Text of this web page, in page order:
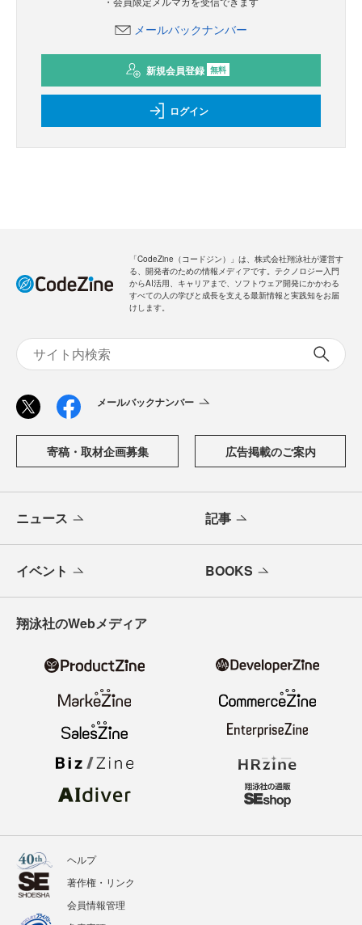
メールバックナンバー
新規会員登録 無料
ログイン
「CodeZine（コードジン）」は、株式会社翔泳社が運営す
る、開発者のための情報メディアです。テクノロジー入門
からAI活用、キャリアまで、ソフトウェア開発にかかわる
すべての人の学びと成長を支える最新情報と実践知をお届
けします。
メールバックナンバー
寄稿・取材企画募集 広告掲載のご案内
ニュース 記事
イベント BOOKS
翔泳社のWebメディア
ヘルプ
著作権・リンク
会員情報管理